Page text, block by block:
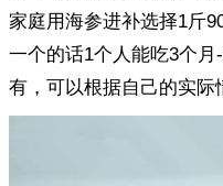
家庭用海参进补选择1斤
一个的话1个人能吃3个
有，可以根据自己的实际